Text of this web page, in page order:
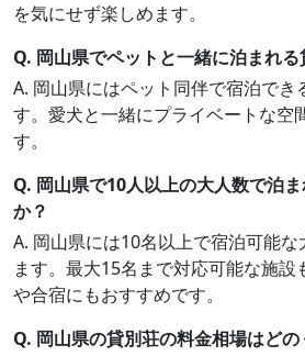
を気にせず楽しめます。
Q. 岡山県でペットと一緒に泊まれ
A. 岡山県にはペット同伴で宿泊でき
す。愛犬と一緒にプライベートな空
す。
Q. 岡山県で10人以上の大人数で泊
か？
A. 岡山県には10名以上で宿泊可能な
ます。最大15名まで対応可能な施
や合宿にもおすすめです。
Q. 岡山県の貸別荘の料金相場はどの